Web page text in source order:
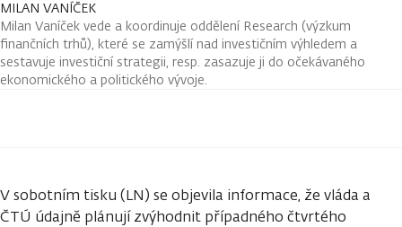
MILAN VANÍČEK
Milan Vaníček vede a koordinuje oddělení Research (výzkum
finančních trhů), které se zamýšlí nad investičním výhledem a
sestavuje investiční strategii, resp. zasazuje ji do očekávaného
ekonomického a politického vývoje.
V sobotním tisku (LN) se objevila informace, že vláda a
ČTÚ údajně plánují zvýhodnit případného čtvrtého